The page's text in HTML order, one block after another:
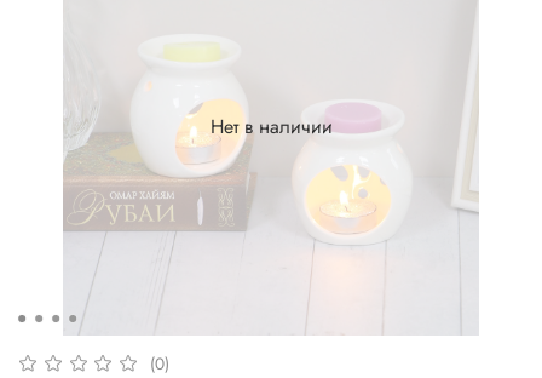
Нет в наличии
(0)